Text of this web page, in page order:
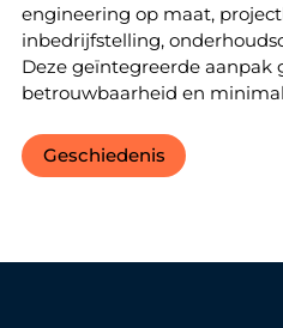
engineering op maat,
inbedrijfstelling,
Deze geïntegreerde aanpak
betrouwbaarheid en
Geschiedenis